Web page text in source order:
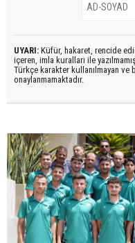
UYARI: Küfür, hakaret, rencide
içeren, imla kuralları ile
Türkçe karakter kullanılmayan ve
onaylanmamaktadır.